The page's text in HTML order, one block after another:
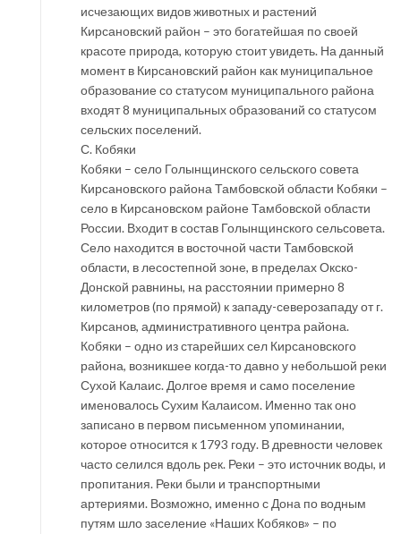
исчезающих видов животных и растений
Кирсановский район – это богатейшая по своей
красоте природа, которую стоит увидеть. На данный
момент в Кирсановский район как муниципальное
образование со статусом муниципального района
входят 8 муниципальных образований со статусом
сельских поселений.
С. Кобяки
Кобяки – село Голынщинского сельского совета
Кирсановского района Тамбовской области Кобяки –
село в Кирсановском районе Тамбовской области
России. Входит в состав Голынщинского сельсовета.
Село находится в восточной части Тамбовской
области, в лесостепной зоне, в пределах Окско-
Донской равнины, на расстоянии примерно 8
километров (по прямой) к западу-северозападу от г.
Кирсанов, административного центра района.
Кобяки – одно из старейших сел Кирсановского
района, возникшее когда-то давно у небольшой реки
Сухой Калаис. Долгое время и само поселение
именовалось Сухим Калаисом. Именно так оно
записано в первом письменном упоминании,
которое относится к 1793 году. В древности человек
часто селился вдоль рек. Реки – это источник воды, и
пропитания. Реки были и транспортными
артериями. Возможно, именно с Дона по водным
путям шло заселение «Наших Кобяков» – по